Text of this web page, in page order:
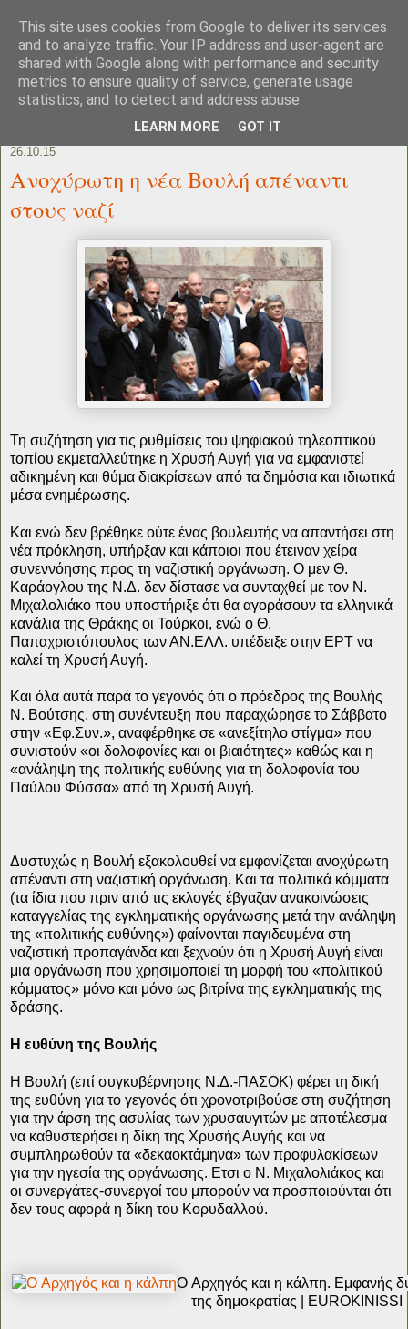
26.10.15
Ανοχύρωτη η νέα Βουλή απέναντι
στους ναζί
Τη συζήτηση για τις ρυθμίσεις του ψηφιακού τηλεοπτικού
τοπίου εκμεταλλεύτηκε η Χρυσή Αυγή για να εμφανιστεί
αδικημένη και θύμα διακρίσεων από τα δημόσια και ιδιωτικά
μέσα ενημέρωσης.
Και ενώ δεν βρέθηκε ούτε ένας βουλευτής να απαντήσει στη
νέα πρόκληση, υπήρξαν και κάποιοι που έτειναν χείρα
συνεννόησης προς τη ναζιστική οργάνωση. Ο μεν Θ.
Καράογλου της Ν.Δ. δεν δίστασε να συνταχθεί με τον Ν.
Μιχαλολιάκο που υποστήριξε ότι θα αγοράσουν τα ελληνικά
κανάλια της Θράκης οι Τούρκοι, ενώ ο Θ.
Παπαχριστόπουλος των ΑΝ.ΕΛΛ. υπέδειξε στην ΕΡΤ να
καλεί τη Χρυσή Αυγή.
Και όλα αυτά παρά το γεγονός ότι ο πρόεδρος της Βουλής
Ν. Βούτσης, στη συνέντευξη που παραχώρησε το Σάββατο
στην «Εφ.Συν.», αναφέρθηκε σε «ανεξίτηλο στίγμα» που
συνιστούν «οι δολοφονίες και οι βιαιότητες» καθώς και η
«ανάληψη της πολιτικής ευθύνης για τη δολοφονία του
Παύλου Φύσσα» από τη Χρυσή Αυγή.
Δυστυχώς η Βουλή εξακολουθεί να εμφανίζεται ανοχύρωτη
απέναντι στη ναζιστική οργάνωση. Και τα πολιτικά κόμματα
(τα ίδια που πριν από τις εκλογές έβγαζαν ανακοινώσεις
καταγγελίας της εγκληματικής οργάνωσης μετά την ανάληψη
της «πολιτικής ευθύνης») φαίνονται παγιδευμένα στη
ναζιστική προπαγάνδα και ξεχνούν ότι η Χρυσή Αυγή είναι
μια οργάνωση που χρησιμοποιεί τη μορφή του «πολιτικού
κόμματος» μόνο και μόνο ως βιτρίνα της εγκληματικής της
δράσης.
Η ευθύνη της Βουλής
Η Βουλή (επί συγκυβέρνησης Ν.Δ.-ΠΑΣΟΚ) φέρει τη δική
της ευθύνη για το γεγονός ότι χρονοτριβούσε στη συζήτηση
για την άρση της ασυλίας των χρυσαυγιτών με αποτέλεσμα
να καθυστερήσει η δίκη της Χρυσής Αυγής και να
συμπληρωθούν τα «δεκαοκτάμηνα» των προφυλακίσεων
για την ηγεσία της οργάνωσης. Ετσι ο Ν. Μιχαλολιάκος και
οι συνεργάτες-συνεργοί του μπορούν να προσποιούνται ότι
δεν τους αφορά η δίκη του Κορυδαλλού.
O Αρχηγός και η κάλπη. Εμφανής
της δημοκρατίας |
EUROKINISSI
This site uses cookies from Google to deliver its services
and to analyze traffic. Your IP address and user-agent are
shared with Google along with performance and security
metrics to ensure quality of service, generate usage
statistics, and to detect and address abuse.
LEARN MORE GOT IT